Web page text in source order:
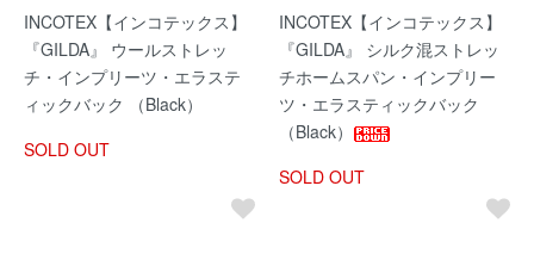
INCOTEX【インコテックス】
『GILDA』 ウールストレッ
チ・インプリーツ・エラステ
ィックバック （Black）
SOLD OUT
INCOTEX【インコテックス】
『GILDA』 シルク混ストレッ
チホームスパン・インプリー
ツ・エラスティックバック
（Black）
SOLD OUT